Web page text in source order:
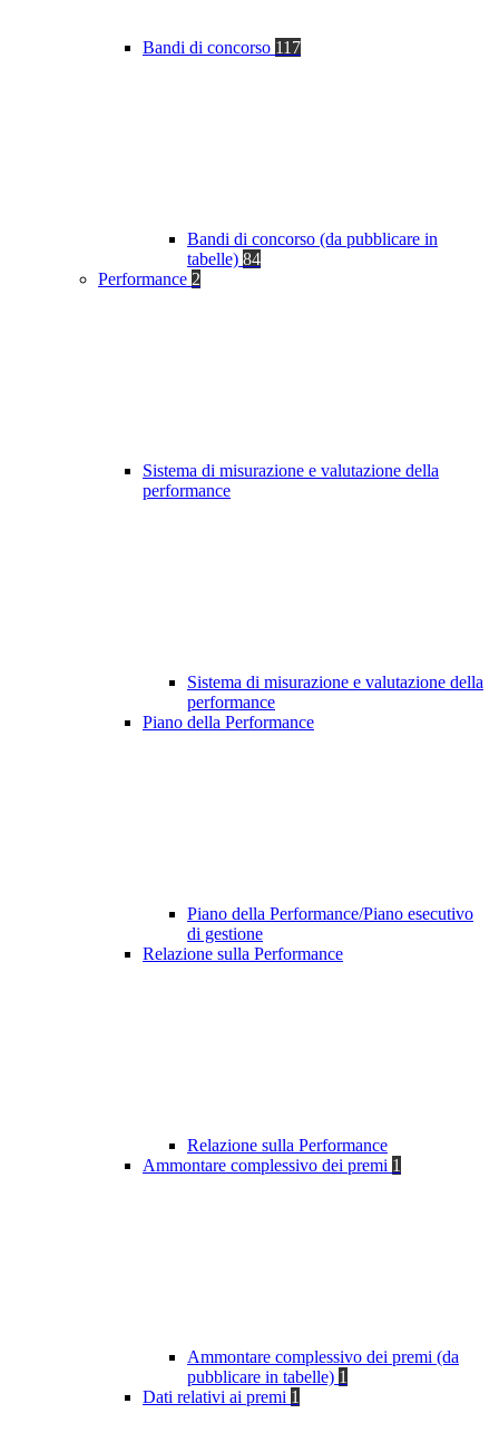
Bandi di concorso 117
Bandi di concorso (da pubblicare in
tabelle) 84
Performance 2
Sistema di misurazione e valutazione della
performance
Sistema di misurazione e valutazione della
performance
Piano della Performance
Piano della Performance/Piano esecutivo
di gestione
Relazione sulla Performance
Relazione sulla Performance
Ammontare complessivo dei premi 1
Ammontare complessivo dei premi (da
pubblicare in tabelle) 1
Dati relativi ai premi 1